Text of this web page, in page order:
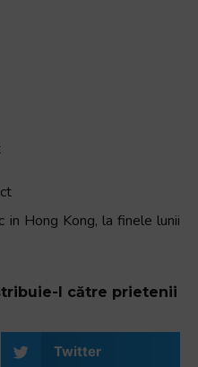
in Hong Kong, la finele lunii
l către prietenii
Twitter